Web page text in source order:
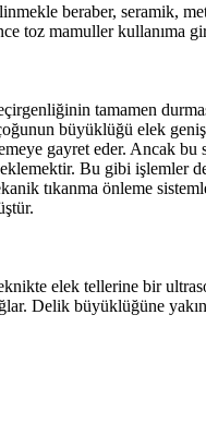
beraber, seramik,
toz mamuller
tamamen
büyüklüğü elek
gayret eder. Ancak bu
Bu gibi işlemler
tıkanma önleme
elek tellerine bir
Delik büyüklüğüne